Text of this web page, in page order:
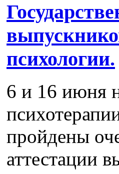
психологии.
6 и 16 июня
пройдены
аттестации